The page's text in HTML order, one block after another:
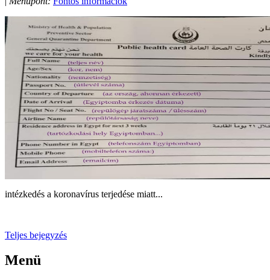
intézkedés a koronavírus terjedése miatt...
Teljes bejegyzés
Menü